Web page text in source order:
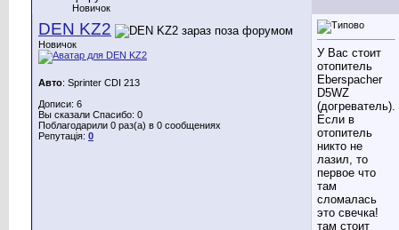
Новичок
DEN KZ2
Новичок
Авто: Sprinter CDI 213
Дописи: 6
Вы сказали Спасибо: 0
Поблагодарили 0 раз(а) в 0 сообщениях
Репутація: 0
У Вас стоит
отопитель
Eberspacher
D5WZ
(догреватель).
Если в
отопитель
никто не
лазил, то
первое что
там
сломалась
это свечка!
там стоит